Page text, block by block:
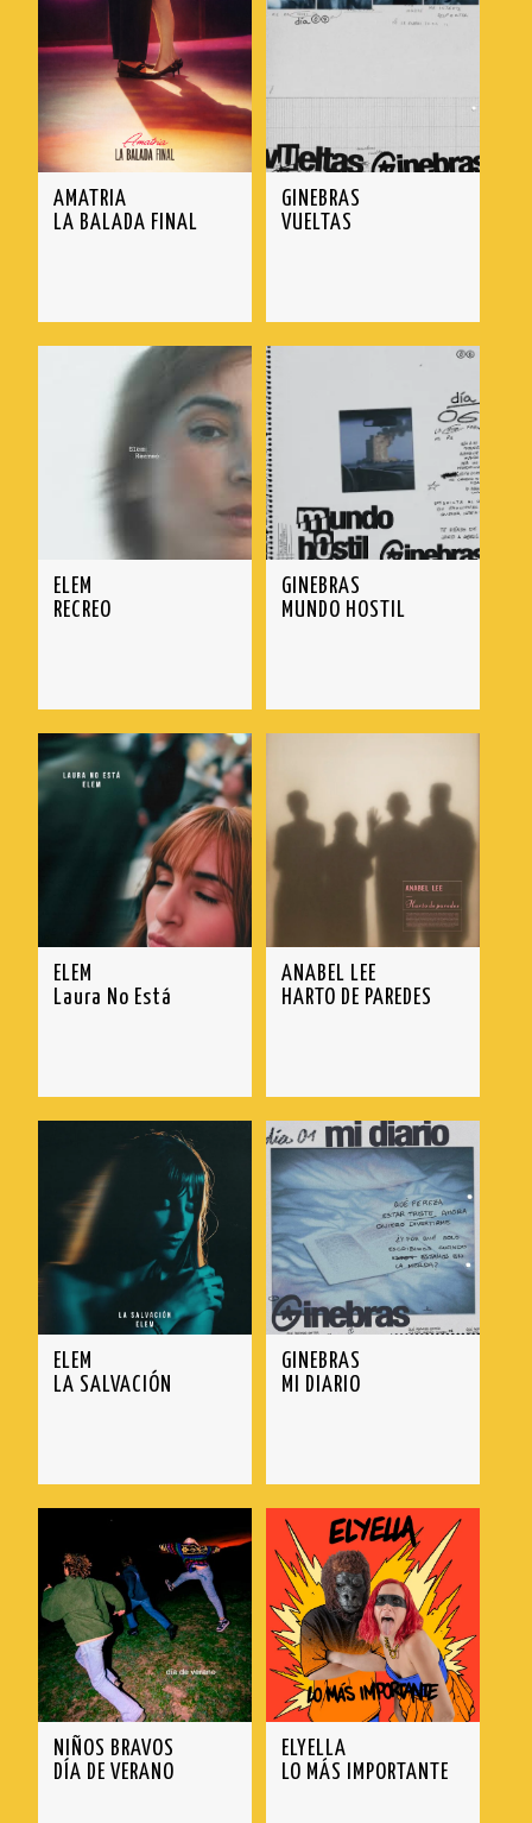
AMATRIA
LA BALADA FINAL
GINEBRAS
VUELTAS
ELEM
RECREO
GINEBRAS
MUNDO HOSTIL
ELEM
Laura No Está
ANABEL LEE
HARTO DE PAREDES
ELEM
LA SALVACIÓN
GINEBRAS
MI DIARIO
NIÑOS BRAVOS
DÍA DE VERANO
ELYELLA
LO MÁS IMPORTANTE